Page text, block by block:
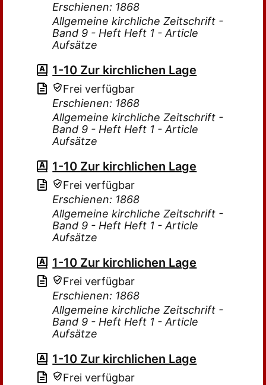
Erschienen: 1868
Allgemeine kirchliche Zeitschrift -
Band 9 - Heft Heft 1 - Article
Aufsätze
1-10 Zur kirchlichen Lage
Frei verfügbar
Erschienen: 1868
Allgemeine kirchliche Zeitschrift -
Band 9 - Heft Heft 1 - Article
Aufsätze
1-10 Zur kirchlichen Lage
Frei verfügbar
Erschienen: 1868
Allgemeine kirchliche Zeitschrift -
Band 9 - Heft Heft 1 - Article
Aufsätze
1-10 Zur kirchlichen Lage
Frei verfügbar
Erschienen: 1868
Allgemeine kirchliche Zeitschrift -
Band 9 - Heft Heft 1 - Article
Aufsätze
1-10 Zur kirchlichen Lage
Frei verfügbar